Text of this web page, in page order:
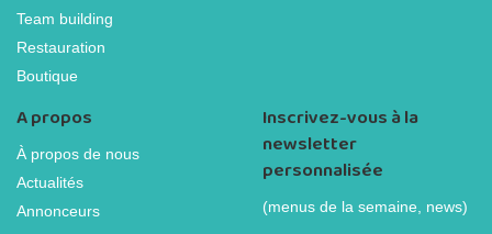
Team building
Restauration
Boutique
A propos
À propos de nous
Actualités
Annonceurs
Inscrivez-vous à la
newsletter
personnalisée
(menus de la semaine, news)